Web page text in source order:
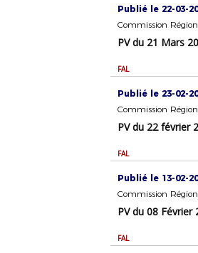
Publié le 22-03-
PV du 21 Mars
FAL
Publié le 23-02-
PV du 22 février
FAL
Publié le 13-02-
PV du 08 Février
FAL